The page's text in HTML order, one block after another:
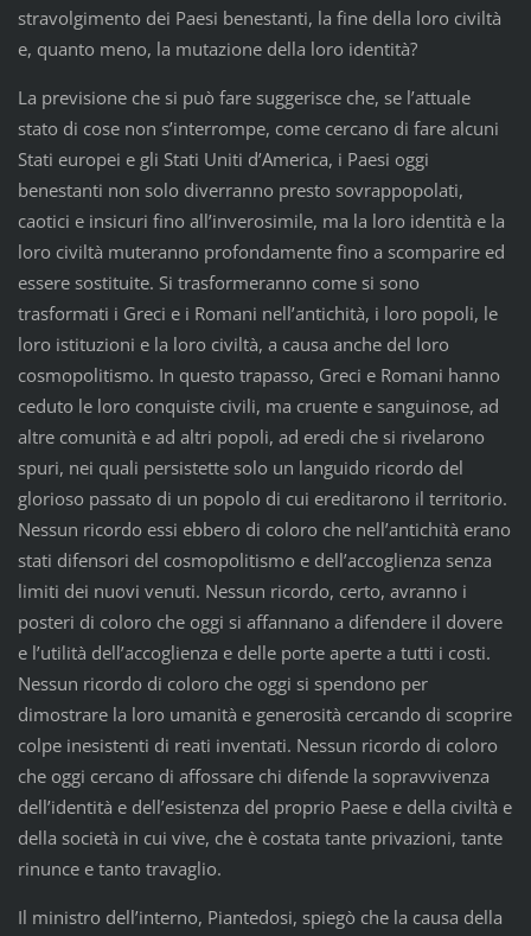
stravolgimento dei Paesi benestanti, la fine della loro civiltà
e, quanto meno, la mutazione della loro identità?
La previsione che si può fare suggerisce che, se l’attuale
stato di cose non s’interrompe, come cercano di fare alcuni
Stati europei e gli Stati Uniti d’America, i Paesi oggi
benestanti non solo diverranno presto sovrappopolati,
caotici e insicuri fino all’inverosimile, ma la loro identità e la
loro civiltà muteranno profondamente fino a scomparire ed
essere sostituite. Si trasformeranno come si sono
trasformati i Greci e i Romani nell’antichità, i loro popoli, le
loro istituzioni e la loro civiltà, a causa anche del loro
cosmopolitismo. In questo trapasso, Greci e Romani hanno
ceduto le loro conquiste civili, ma cruente e sanguinose, ad
altre comunità e ad altri popoli, ad eredi che si rivelarono
spuri, nei quali persistette solo un languido ricordo del
glorioso passato di un popolo di cui ereditarono il territorio.
Nessun ricordo essi ebbero di coloro che nell’antichità erano
stati difensori del cosmopolitismo e dell’accoglienza senza
limiti dei nuovi venuti. Nessun ricordo, certo, avranno i
posteri di coloro che oggi si affannano a difendere il dovere
e l’utilità dell’accoglienza e delle porte aperte a tutti i costi.
Nessun ricordo di coloro che oggi si spendono per
dimostrare la loro umanità e generosità cercando di scoprire
colpe inesistenti di reati inventati. Nessun ricordo di coloro
che oggi cercano di affossare chi difende la sopravvivenza
dell’identità e dell’esistenza del proprio Paese e della civiltà e
della società in cui vive, che è costata tante privazioni, tante
rinunce e tanto travaglio.
Il ministro dell’interno, Piantedosi, spiegò che la causa della